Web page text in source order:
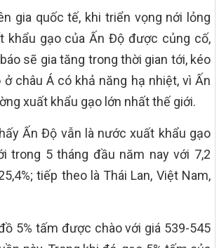
gia quốc tế, khi triển vọng nới lỏng
khẩu gạo của Ấn Độ được củng cố,
sẽ gia tăng trong thời gian tới, kéo
châu Á có khả năng hạ nhiệt, vì Ấn
xuất khẩu gạo lớn nhất thế giới.
Ấn Độ vẫn là nước xuất khẩu gạo
trong 5 tháng đầu năm nay với 7,2
tiếp theo là Thái Lan, Việt Nam,
5% tấm được chào với giá 539-545